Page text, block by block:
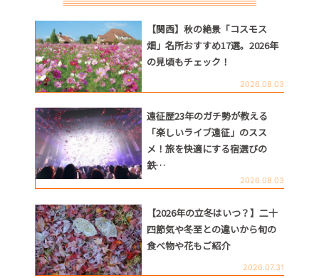
【関西】秋の絶景「コスモス
畑」名所おすすめ17選。2026年
の見頃もチェック！
2026.08.03
遠征歴23年のガチ勢が教える
「楽しいライブ遠征」のスス
メ！旅を快適にする宿選びの
鉄…
2026.08.03
【2026年の立冬はいつ？】二十
四節気や冬至との違いから旬の
食べ物や花もご紹介
2026.07.31